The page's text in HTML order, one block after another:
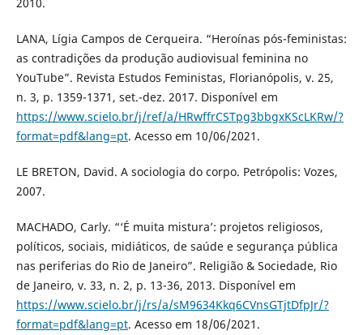
2010.
LANA, Lígia Campos de Cerqueira. “Heroínas pós-feministas:
as contradições da produção audiovisual feminina no
YouTube”. Revista Estudos Feministas, Florianópolis, v. 25,
n. 3, p. 1359-1371, set.-dez. 2017. Disponível em
https://www.scielo.br/j/ref/a/HRwffrCSTpg3bbgxKScLKRw/?
format=pdf&lang=pt. Acesso em 10/06/2021.
LE BRETON, David. A sociologia do corpo. Petrópolis: Vozes,
2007.
MACHADO, Carly. “‘É muita mistura’: projetos religiosos,
políticos, sociais, midiáticos, de saúde e segurança pública
nas periferias do Rio de Janeiro”. Religião & Sociedade, Rio
de Janeiro, v. 33, n. 2, p. 13-36, 2013. Disponível em
https://www.scielo.br/j/rs/a/sM9634Kkq6CVnsGTjtDfpJr/?
format=pdf&lang=pt. Acesso em 18/06/2021.